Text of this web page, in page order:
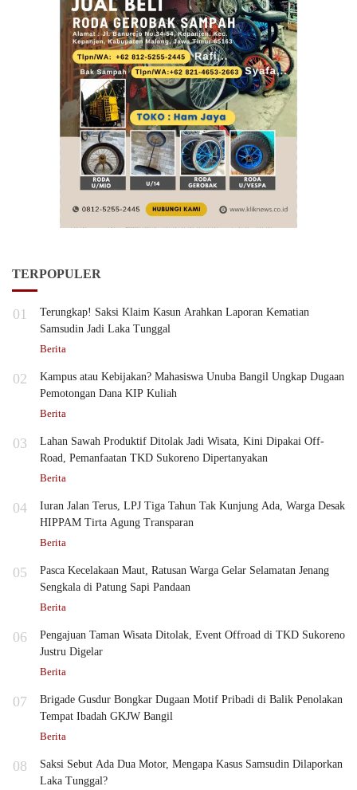
TERPOPULER
01
Terungkap! Saksi Klaim Kasun Arahkan Laporan Kematian
Samsudin Jadi Laka Tunggal
Berita
02
Kampus atau Kebijakan? Mahasiswa Unuba Bangil Ungkap Dugaan
Pemotongan Dana KIP Kuliah
Berita
03
Lahan Sawah Produktif Ditolak Jadi Wisata, Kini Dipakai Off-
Road, Pemanfaatan TKD Sukoreno Dipertanyakan
Berita
04
Iuran Jalan Terus, LPJ Tiga Tahun Tak Kunjung Ada, Warga Desak
HIPPAM Tirta Agung Transparan
Berita
05
Pasca Kecelakaan Maut, Ratusan Warga Gelar Selamatan Jenang
Sengkala di Patung Sapi Pandaan
Berita
06
Pengajuan Taman Wisata Ditolak, Event Offroad di TKD Sukoreno
Justru Digelar
Berita
07
Brigade Gusdur Bongkar Dugaan Motif Pribadi di Balik Penolakan
Tempat Ibadah GKJW Bangil
Berita
08
Saksi Sebut Ada Dua Motor, Mengapa Kasus Samsudin Dilaporkan
Laka Tunggal?